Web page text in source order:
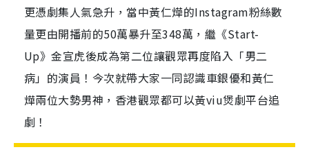
更憑劇集人氣急升，當中黃仁燁的Instagram粉絲數
量更由開播前的50萬暴升至348萬，繼《Start-
Up》金宣虎後成為第二位讓觀眾再度陷入「男二
病」的演員！今次就帶大家一同認識車銀優和黃仁
燁兩位大勢男神，香港觀眾都可以黃viu煲劇平台追
劇！